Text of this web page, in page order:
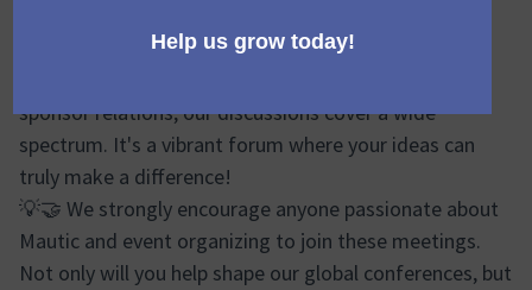
various aspects of the Mautic Conferences. From
sponsor relations, our discussions cover a wide
spectrum. It's a vibrant forum where your ideas can
truly make a difference!
💡🤝 We strongly encourage anyone passionate about
Mautic and event organizing to join these meetings.
Not only will you help shape our global conferences, but